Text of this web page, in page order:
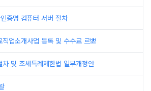
증명 컴퓨터 서버 절차
직업소개사업 등록 및 수수료 르뽀
차 및 조세특례제한법 일부개정안